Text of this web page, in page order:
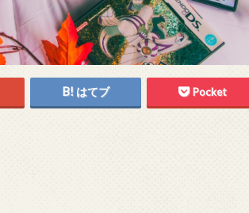
はてブ Pocket